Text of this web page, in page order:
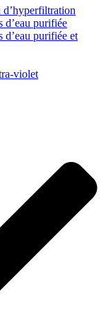
d’hyperfiltration
d’eau purifiée
d’eau purifiée et
violet